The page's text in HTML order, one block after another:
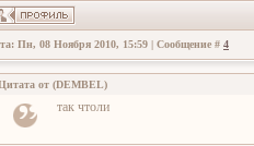
Пн, 08 Ноября 2010, 15:59 | Сообщение # 4
от (DEMBEL)
так чтоли